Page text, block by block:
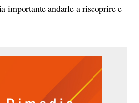
importante andarle a riscoprire e